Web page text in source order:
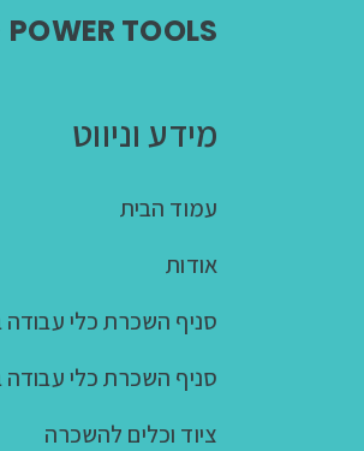
POWER TOOLS
מידע וניווט
עמוד הבית
אודות
סניף השכרת כלי
סניף השכרת כלי עבודה
ציוד וכלים להשכרה